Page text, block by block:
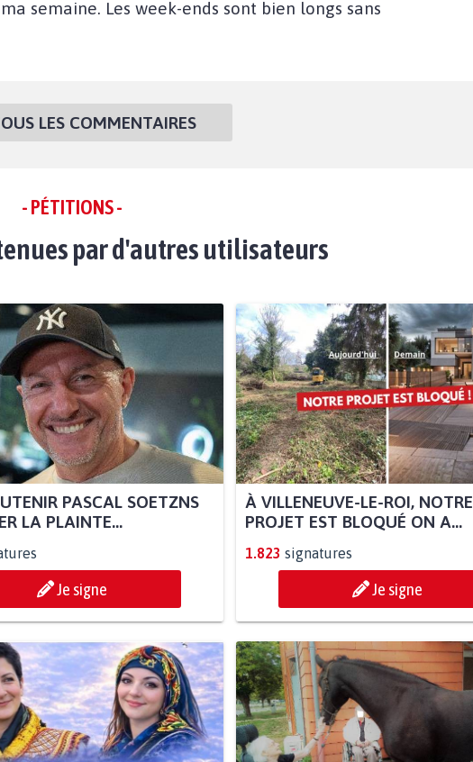
semaine. Les week-ends sont bien longs sans
LES COMMENTAIRES
- PÉTITIONS -
par d'autres utilisateurs
PASCAL SOETZNS
LA PLAINTE...
Je signe
À VILLENEUVE-LE-ROI, NOTRE
PROJET EST BLOQUÉ ON A...
1.823 signatures
Je signe